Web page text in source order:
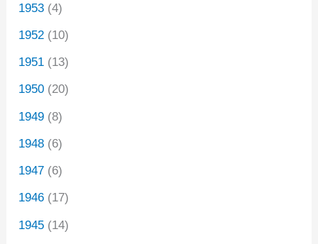
1953 (4)
1952 (10)
1951 (13)
1950 (20)
1949 (8)
1948 (6)
1947 (6)
1946 (17)
1945 (14)